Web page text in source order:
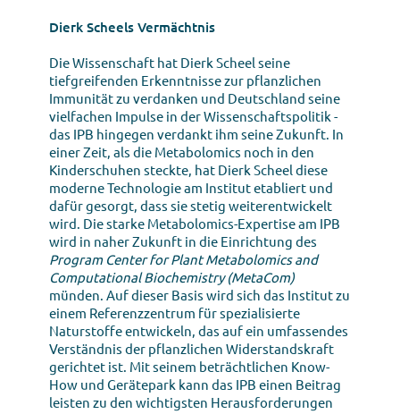
Dierk Scheels Vermächtnis
Die Wissenschaft hat Dierk Scheel seine
tiefgreifenden Erkenntnisse zur pflanzlichen
Immunität zu verdanken und Deutschland seine
vielfachen Impulse in der Wissenschaftspolitik -
das IPB hingegen verdankt ihm seine Zukunft. In
einer Zeit, als die Metabolomics noch in den
Kinderschuhen steckte, hat Dierk Scheel diese
moderne Technologie am Institut etabliert und
dafür gesorgt, dass sie stetig weiterentwickelt
wird. Die starke Metabolomics-Expertise am IPB
wird in naher Zukunft in die Einrichtung des
Program Center for Plant Metabolomics and
Computational Biochemistry (MetaCom)
münden. Auf dieser Basis wird sich das Institut zu
einem Referenzzentrum für spezialisierte
Naturstoffe entwickeln, das auf ein umfassendes
Verständnis der pflanzlichen Widerstandskraft
gerichtet ist. Mit seinem beträchtlichen Know-
How und Gerätepark kann das IPB einen Beitrag
leisten zu den wichtigsten Herausforderungen